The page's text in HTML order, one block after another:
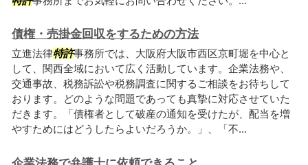
債権・売掛金回収をするための方法
立進法律特許事務所では、大阪府大阪市西区京町堀を中心と
して、関西全域において広く活動しています。企業法務や、
交通事故、税務訴訟や税務調査に関するご相談をお待ちして
おります。どのような問題であっても真摯に対応させていた
だきます。「債権者として破産の通知を受けたが、配当を増
やすためにはどうしたらよいだろうか。」、「不...